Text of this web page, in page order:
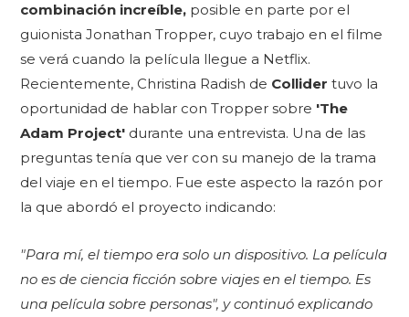
combinación increíble, posible en parte por el
guionista Jonathan Tropper, cuyo trabajo en el filme
se verá cuando la película llegue a Netflix.
Recientemente, Christina Radish de Collider tuvo la
oportunidad de hablar con Tropper sobre 'The
Adam Project' durante una entrevista. Una de las
preguntas tenía que ver con su manejo de la trama
del viaje en el tiempo. Fue este aspecto la razón por
la que abordó el proyecto indicando:
"Para mí, el tiempo era solo un dispositivo. La película
no es de ciencia ficción sobre viajes en el tiempo. Es
una película sobre personas", y continuó explicando